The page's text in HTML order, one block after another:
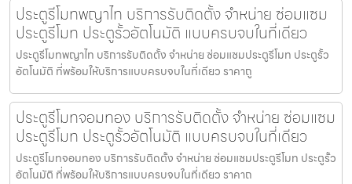
ประตูรีโมทพญาไท บริการรับติดตั้ง จำหน่าย ซ่อมแซม
ประตูรีโมท ประตูรั้วอัตโนมัติ แบบครบจบในที่เดียว
ประตูรีโมทพญาไท บริการรับติดตั้ง จำหน่าย ซ่อมแซมประตูรีโมท ประตูรั้ว
อัตโนมัติ ที่พร้อมให้บริการแบบครบจบในที่เดียว ราคาถู
ประตูรีโมทจอมทอง บริการรับติดตั้ง จำหน่าย ซ่อมแซม
ประตูรีโมท ประตูรั้วอัตโนมัติ แบบครบจบในที่เดียว
ประตูรีโมทจอมทอง บริการรับติดตั้ง จำหน่าย ซ่อมแซมประตูรีโมท ประตูรั้ว
อัตโนมัติ ที่พร้อมให้บริการแบบครบจบในที่เดียว ราคาถ